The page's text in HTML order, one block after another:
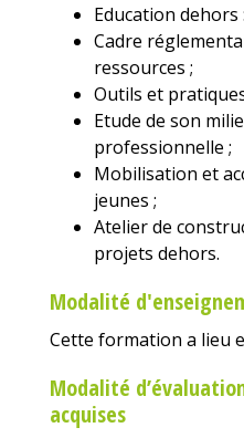
Education
Cadre
ressources ;
Outils et
Etude de son
professionnelle ;
Mobilisation et
jeunes ;
Atelier de
projets dehors.
Modalité
Cette formation a lieu
Modalité
acquises